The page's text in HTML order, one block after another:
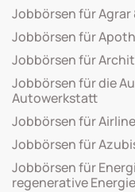
Jobbörsen für
Jobbörsen für
Jobbörsen für
Jobbörsen für die
Autowerkstatt
Jobbörsen für
Jobbörsen für
Jobbörsen für
regenerative Energie